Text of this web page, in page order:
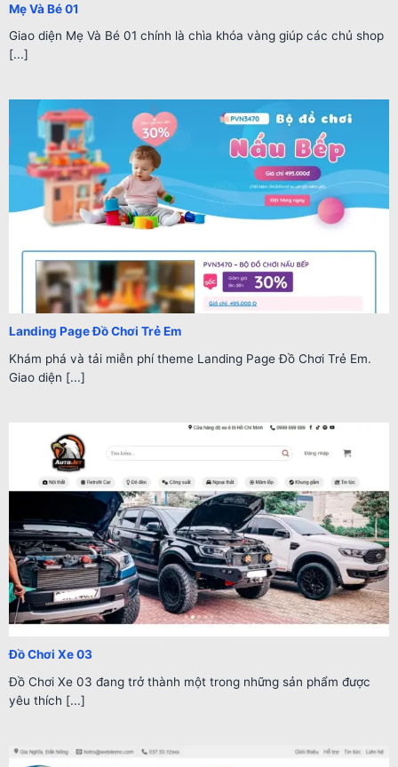
Mẹ Và Bé 01
Giao diện Mẹ Và Bé 01 chính là chìa khóa vàng giúp các chủ shop
[...]
Landing Page Đồ Chơi Trẻ Em
Khám phá và tải miễn phí theme Landing Page Đồ Chơi Trẻ Em.
Giao diện [...]
Đồ Chơi Xe 03
Đồ Chơi Xe 03 đang trở thành một trong những sản phẩm được
yêu thích [...]